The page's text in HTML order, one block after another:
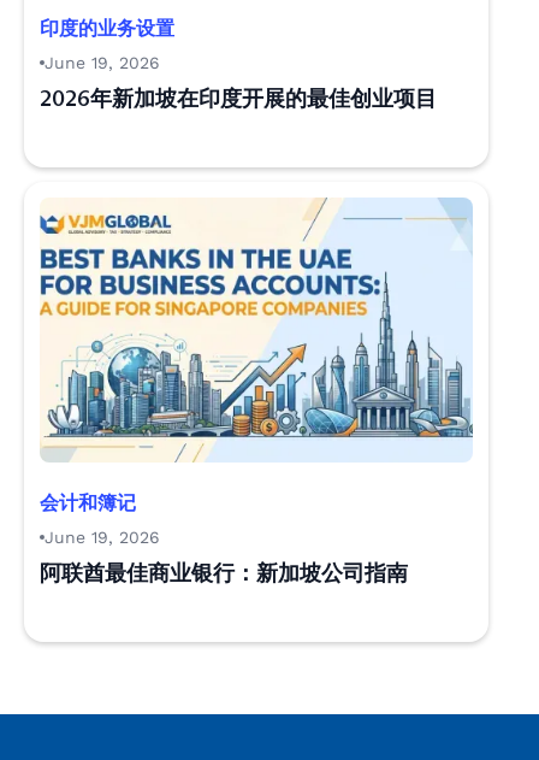
印度的业务设置
June 19, 2026
2026年新加坡在印度开展的最佳创业项目
会计和簿记
June 19, 2026
阿联酋最佳商业银行：新加坡公司指南